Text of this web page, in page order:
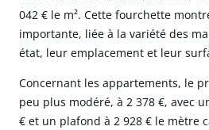
042 € le m². Cette fourchette
importante, liée à la variété des
état, leur emplacement et leur
Concernant les appartements, le
peu plus modéré, à 2 378 €, avec
€ et un plafond à 2 928 € le mètre